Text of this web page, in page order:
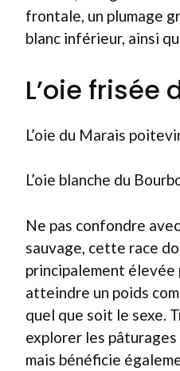
frontale, un plumage
blanc inférieur, ainsi
L’oie frisée
L’oie du Marais
L’oie blanche du
Ne pas confondre
sauvage, cette race
principalement élevée
atteindre un poids
quel que soit le sexe.
explorer les
mais bénéficie